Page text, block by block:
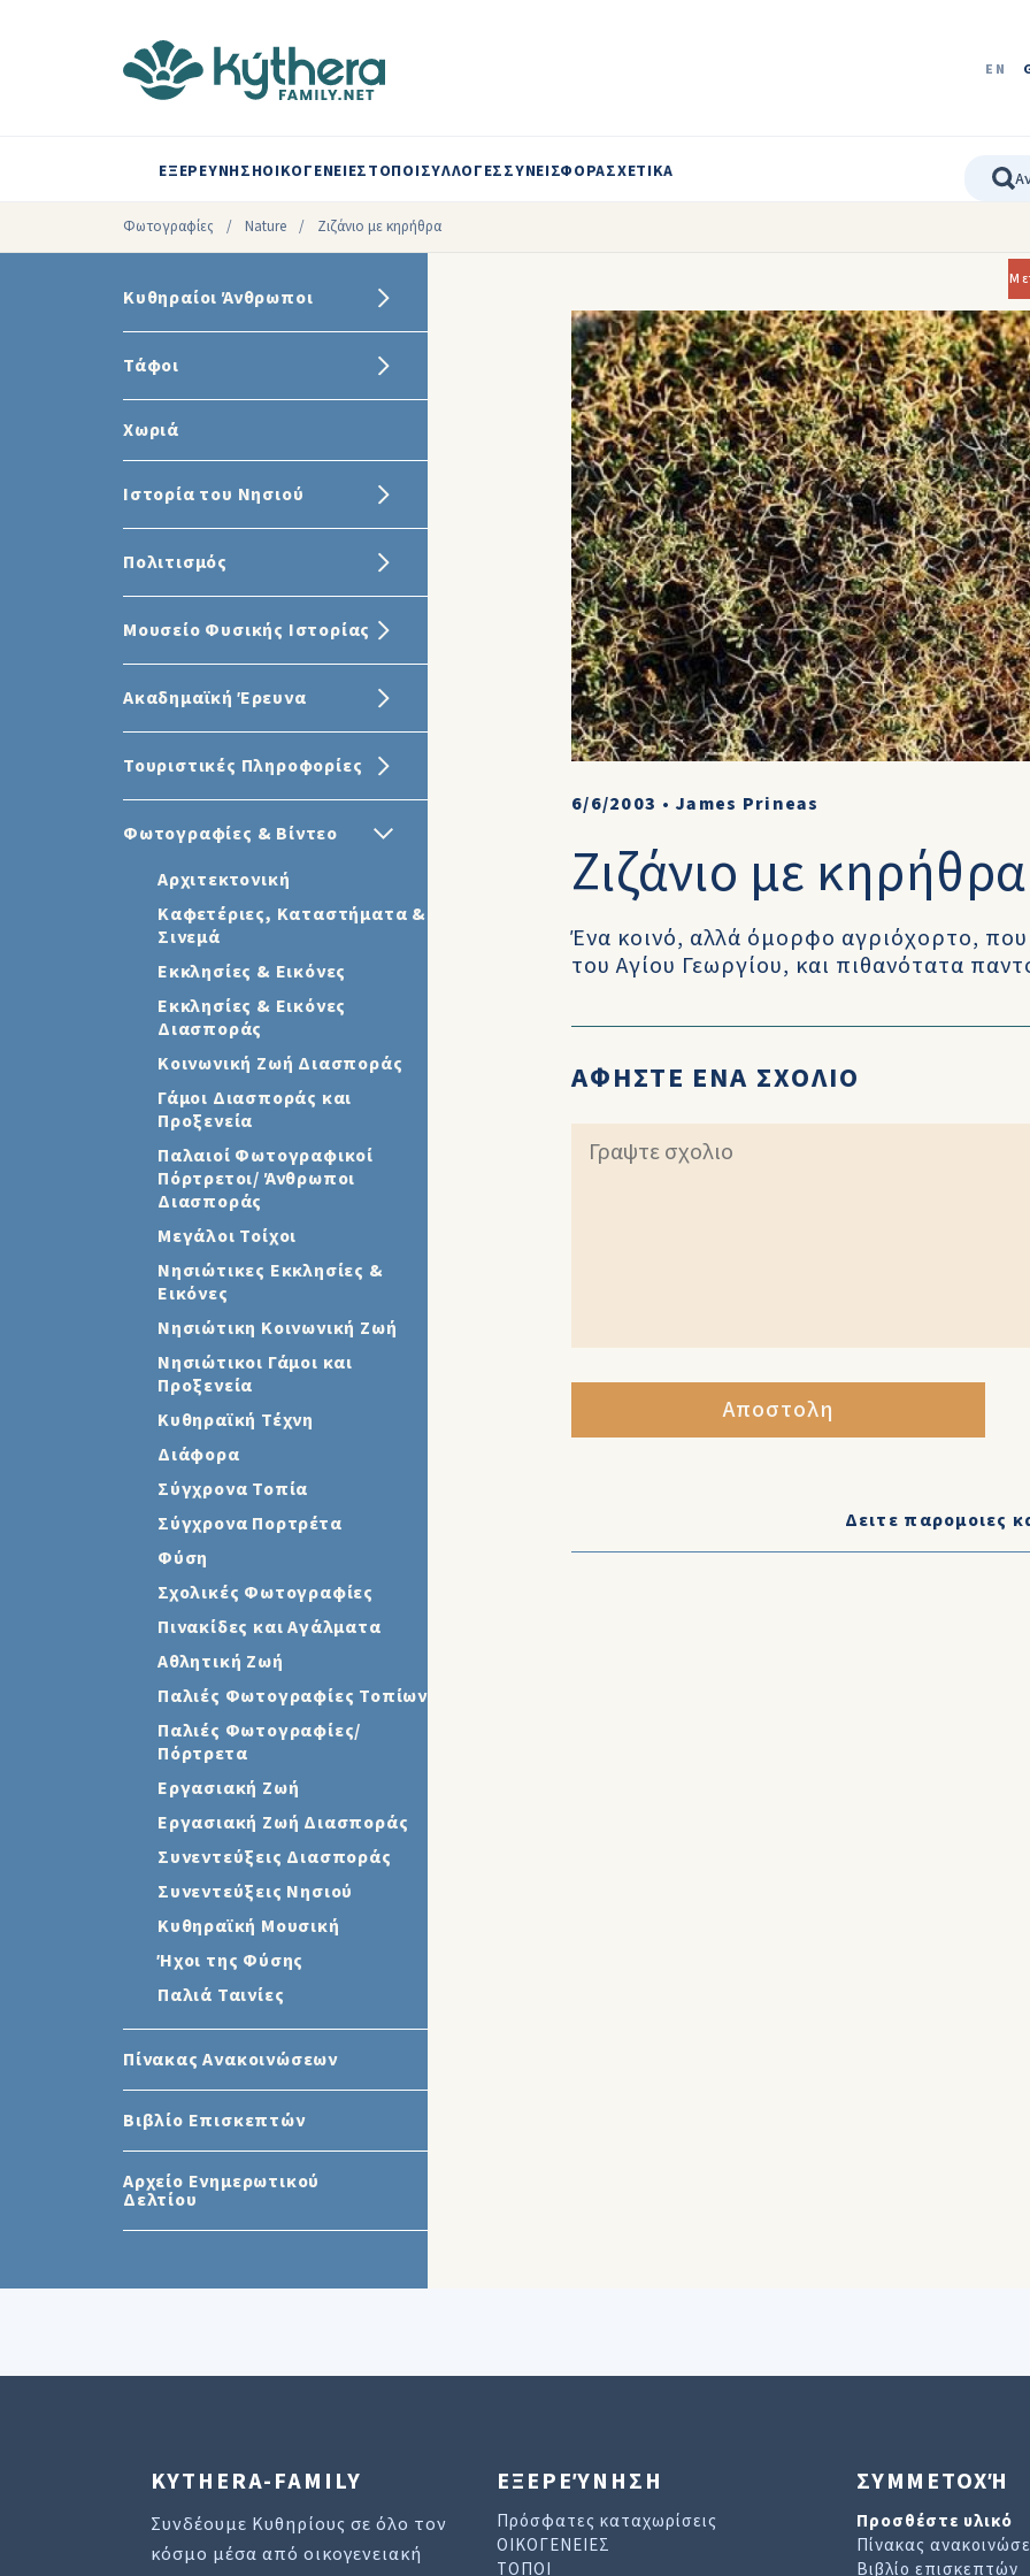
EN
ΕΞΕΡΕΥΝΗΣΗΟΙΚΟΓΕΝΕΙΕΣΤΟΠΟΙΣΥΛΛΟΓΕΣΣΥΝΕΙΣΦΟΡΑΣΧΕΤΙΚΑ
Φωτογραφίες / Nature / Ζιζάνιο με κηρήθρα
Κυθηραίοι Άνθρωποι
Τάφοι
Χωριά
Ιστορία του Νησιού
Πολιτισμός
Μουσείο Φυσικής Ιστορίας
Ακαδημαϊκή Έρευνα
Τουριστικές Πληροφορίες
Φωτογραφίες & Βίντεο
Αρχιτεκτονική
Καφετέριες, Καταστήματα &
Σινεμά
Εκκλησίες & Εικόνες
Εκκλησίες & Εικόνες
Διασποράς
Κοινωνική Ζωή Διασποράς
Γάμοι Διασποράς και
Προξενεία
Παλαιοί Φωτογραφικοί
Πόρτρετοι/ Άνθρωποι
Διασποράς
Μεγάλοι Τοίχοι
Νησιώτικες Εκκλησίες &
Εικόνες
Νησιώτικη Κοινωνική Ζωή
Νησιώτικοι Γάμοι και
Προξενεία
Κυθηραϊκή Τέχνη
Διάφορα
Σύγχρονα Τοπία
Σύγχρονα Πορτρέτα
Φύση
Σχολικές Φωτογραφίες
Πινακίδες και Αγάλματα
Αθλητική Ζωή
Παλιές Φωτογραφίες Τοπίων
Παλιές Φωτογραφίες/
Πόρτρετα
Εργασιακή Ζωή
Εργασιακή Ζωή Διασποράς
Συνεντεύξεις Διασποράς
Συνεντεύξεις Νησιού
Κυθηραϊκή Μουσική
Ήχοι της Φύσης
Παλιά Ταινίες
Πίνακας Ανακοινώσεων
Βιβλίο Επισκεπτών
Αρχείο Ενημερωτικού
Δελτίου
6/6/2003 • James Prineas
Ζιζάνιο με κηρήθρα
Ένα κοινό, αλλά όμορφο αγριόχορτο,
του Αγίου Γεωργίου, και πιθανότατα
ΑΦΗΣΤΕ ΕΝΑ ΣΧΟΛΙΟ
Αποστολη
Δειτε παρομοιες
KYTHERA-FAMILY
Συνδέουμε Κυθηρίους σε όλο τον
κόσμο μέσα από οικογενειακή
ΕΞΕΡΕΎΝΗΣΗ
Πρόσφατες καταχωρίσεις
ΟΙΚΟΓΕΝΕΙΕΣ
ΤΟΠΟΙ
ΣΥΜΜΕΤΟΧΉ
Προσθέστε υλικό
Πίνακας
Βιβλίο επισκεπτών